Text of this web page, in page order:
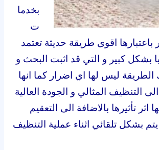
بخدما
ت
باعتبارها اقوى طريقة حديثة تعتمد
بشكل كبير و التي قد اثبت البحث و
الطريقة ليس لها اي اضرار كما انها
التنظيف المثالي و الجودة العالية
اثر تأثيرها بالاضافة الى التعقيم
يتم بشكل تلقائي اثناء عملية التنظيف